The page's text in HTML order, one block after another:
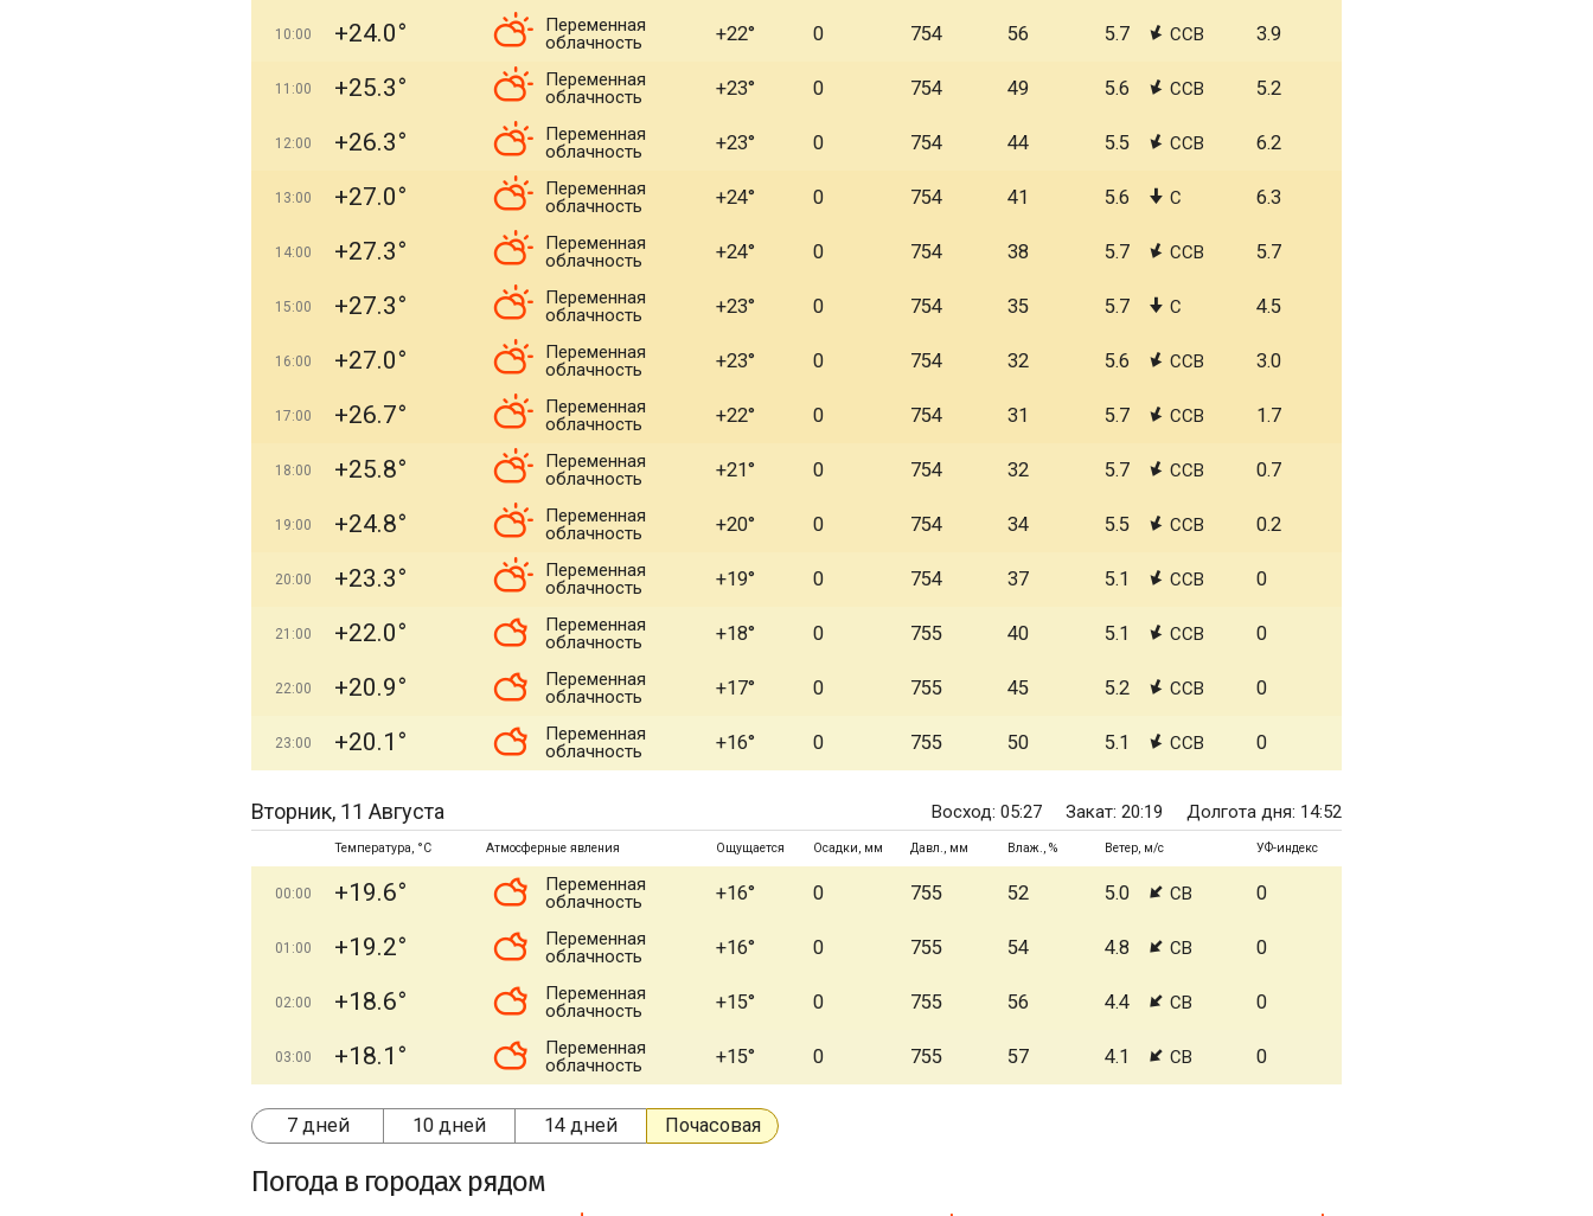
10:00 +24.0°
Переменная
облачность
+22° 0 754 56 5.7 ССВ 3.9
11:00 +25.3°
Переменная
облачность
+23° 0 754 49 5.6 ССВ 5.2
12:00 +26.3°
Переменная
облачность
+23° 0 754 44 5.5 ССВ 6.2
13:00 +27.0°
Переменная
облачность
+24° 0 754 41 5.6 С 6.3
14:00 +27.3°
Переменная
облачность
+24° 0 754 38 5.7 ССВ 5.7
15:00 +27.3°
Переменная
облачность
+23° 0 754 35 5.7 С 4.5
16:00 +27.0°
Переменная
облачность
+23° 0 754 32 5.6 ССВ 3.0
17:00 +26.7°
Переменная
облачность
+22° 0 754 31 5.7 ССВ 1.7
18:00 +25.8°
Переменная
облачность
+21° 0 754 32 5.7 ССВ 0.7
19:00 +24.8°
Переменная
облачность
+20° 0 754 34 5.5 ССВ 0.2
20:00 +23.3°
Переменная
облачность
+19° 0 754 37 5.1 ССВ 0
21:00 +22.0°
Переменная
облачность
+18° 0 755 40 5.1 ССВ 0
22:00 +20.9°
Переменная
облачность
+17° 0 755 45 5.2 ССВ 0
23:00 +20.1°
Переменная
облачность
+16° 0 755 50 5.1 ССВ 0
Вторник, 11 Августа Восход: 05:27 Закат: 20:19 Долгота дня: 14:52
Температура, °C Атмосферные явления Ощущается Осадки, мм Давл., мм Влаж., % Ветер, м/с УФ-индекс
00:00 +19.6°
Переменная
облачность
+16° 0 755 52 5.0 СВ 0
01:00 +19.2°
Переменная
облачность
+16° 0 755 54 4.8 СВ 0
02:00 +18.6°
Переменная
облачность
+15° 0 755 56 4.4 СВ 0
03:00 +18.1°
Переменная
облачность
+15° 0 755 57 4.1 СВ 0
7 дней 10 дней 14 дней Почасовая
Погода в городах рядом